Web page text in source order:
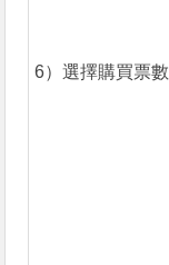
6）選擇購買票數